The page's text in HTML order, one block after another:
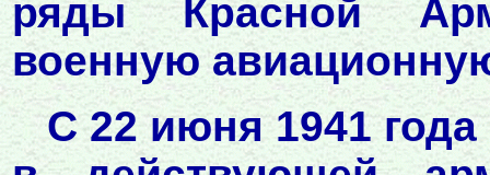
ряды Красной
военную
С 22 июня 1941